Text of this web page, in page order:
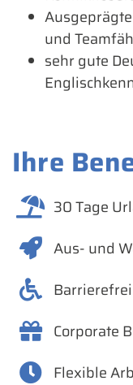
und
sehr gute
Ihre
30 Tage
Aus- und
Corporate
Flexible